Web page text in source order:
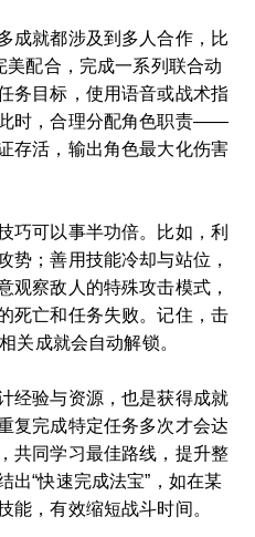
成就都涉及到多人合作，比
美配合，完成一系列联合动
务目标，使用语音或战术指
时，合理分配角色职责——
存活，输出角色最大化伤害
巧可以事半功倍。比如，利
势；善用技能冷却与站位，
观察敌人的特殊攻击模式，
死亡和任务失败。记住，击
关成就会自动解锁。
经验与资源，也是获得成就
复完成特定任务多次才会达
共同学习最佳路线，提升整
出“快速完成法宝”，如在某
能，有效缩短战斗时间。